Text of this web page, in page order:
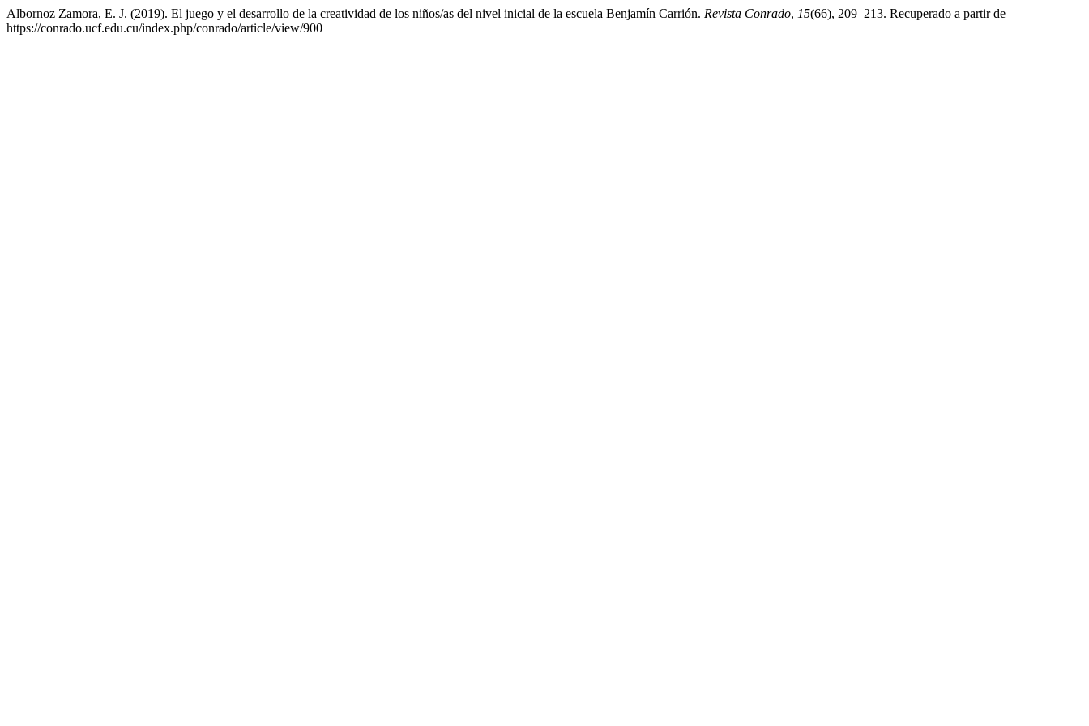
Albornoz Zamora, E. J. (2019). El juego y el desarrollo de la creatividad de los niños/as del nivel inicial de la escuela Benjamín Carrión. Revista Conrado, 15(66), 209–213. Recuperado a partir de
https://conrado.ucf.edu.cu/index.php/conrado/article/view/900